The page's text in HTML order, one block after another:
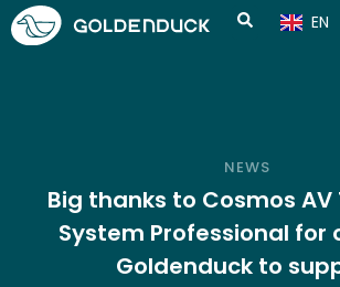
EN
CN
NEWS
Big thanks to Cosmos AV
System Professional for
Goldenduck to